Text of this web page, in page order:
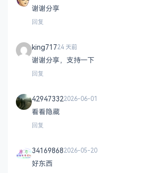
谢谢分享
回复
king71724 天前
谢谢分享，支持一下
回复
429473322026-06-01
看看隐藏
回复
341698682026-05-20
好东西